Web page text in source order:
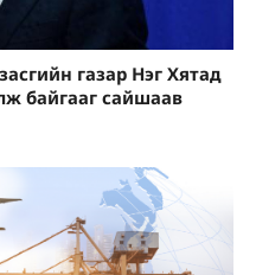
газар Нэг Хятад
байгааг сайшаав